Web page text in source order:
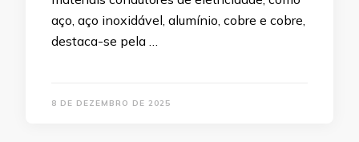
aço, aço inoxidável, alumínio, cobre e cobre,
destaca-se pela …
8 DE DEZEMBRO DE 2025